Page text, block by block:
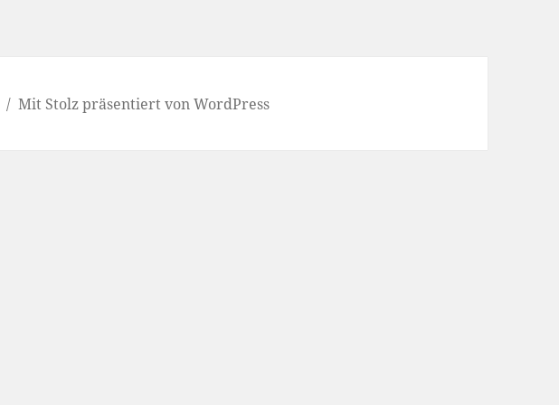
Mit Stolz präsentiert von WordPress